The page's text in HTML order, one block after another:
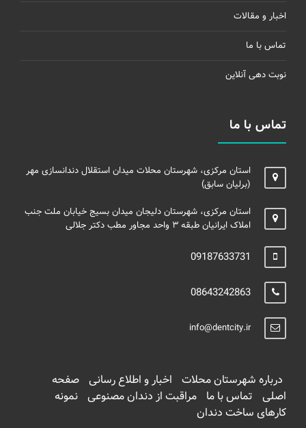
اخبار و مقالات
تماس با ما
نوبت دهی آنلاین
تماس با ما
استان مرکزی، شهرستان محلات میدان استقلال دندانسازی مهر
(برلیان سابق)
استان مرکزی، شهرستان دلیجان میدان بسیج خیابان ملت جنب
املاک ایرانیان طبقه ۳ واحد مجاور مطب دکتر جلالی
09187633731
08643242863
info@dentcity.ir
درباره شهرستان محلات اخبار و اطلاع رسانی صفحه
اصلی تماس با ما مراقبت از دندان مصنوعی نمونه
کارهای ساخت دندان